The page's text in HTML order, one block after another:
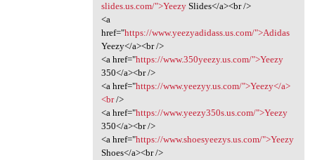
slides.us.com/">YeezySlides</a><br />
<a
href="https://www.yeezyadidass.us.com/">Adidas
Yeezy</a><br />
<a href="https://www.350yeezy.us.com/">Yeezy
350</a><br />
<a href="https://www.yeezyy.us.com/">Yeezy</a>
<br/>
<a href="https://www.yeezy350s.us.com/">Yeezy
350</a><br />
<a href="https://www.shoesyeezys.us.com/">Yeezy
Shoes</a><br />